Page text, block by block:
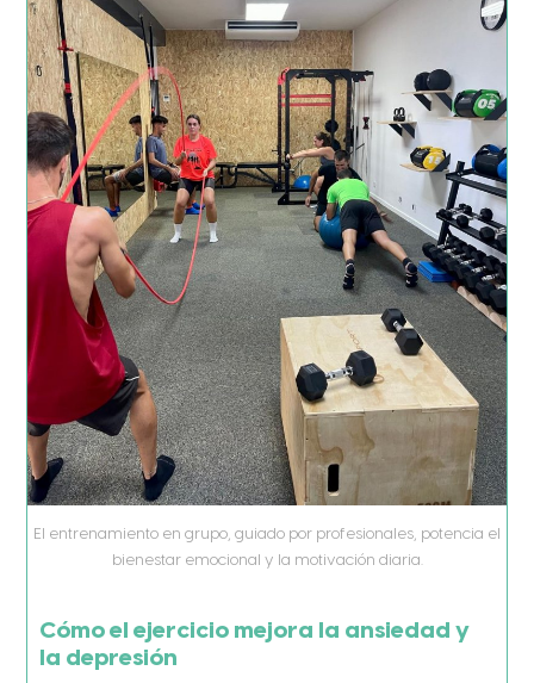
El entrenamiento en grupo, guiado por profesionales, potencia el
bienestar emocional y la motivación diaria.
Cómo el ejercicio mejora la ansiedad y
la depresión